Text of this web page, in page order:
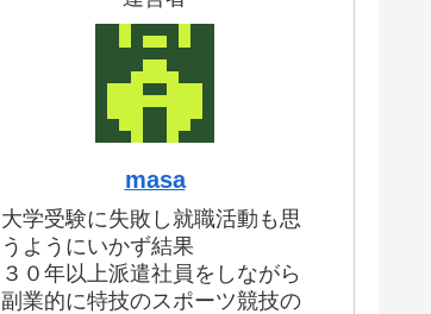
masa
大学受験に失敗し就職活動も思
うようにいかず結果
３０年以上派遣社員をしながら
副業的に特技のスポーツ競技の